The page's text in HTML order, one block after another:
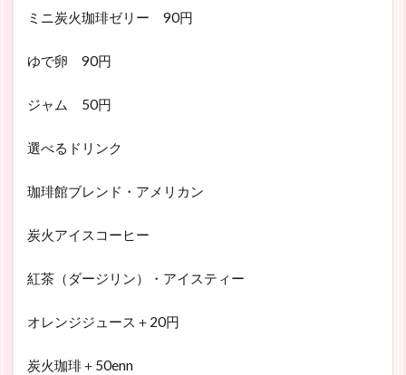
ミニ炭火珈琲ゼリー 90円
ゆで卵 90円
ジャム 50円
選べるドリンク
珈琲館ブレンド・アメリカン
炭火アイスコーヒー
紅茶（ダージリン）・アイスティー
オレンジジュース＋20円
炭火珈琲＋50enn